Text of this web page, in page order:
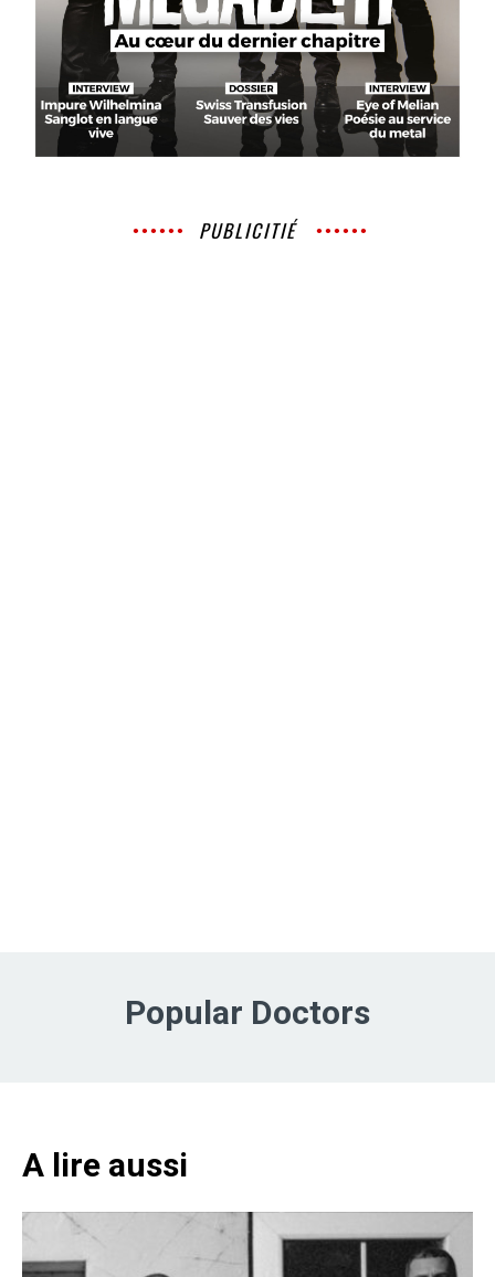
PUBLICITIÉ
Popular Doctors
A lire aussi